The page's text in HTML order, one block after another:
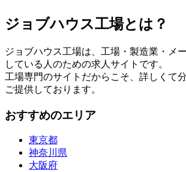
ジョブハウス工場とは？
ジョブハウス工場は、工場・製造業・メ
している人のための求人サイトです。
工場専門のサイトだからこそ、詳しくて
ご提供しております。
おすすめのエリア
東京都
神奈川県
大阪府